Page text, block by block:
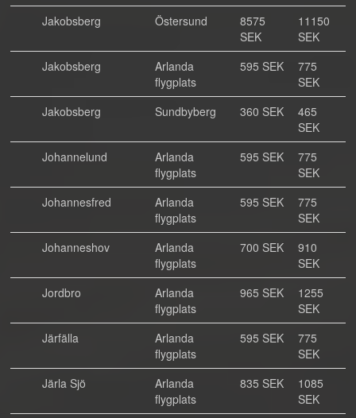
Jakobsberg
Östersund
8575
SEK
11150
SEK
Jakobsberg
Arlanda
flygplats
595 SEK
775
SEK
Jakobsberg
Sundbyberg 360 SEK
465
SEK
Johannelund
Arlanda
flygplats
595 SEK
775
SEK
Johannesfred
Arlanda
flygplats
595 SEK
775
SEK
Johanneshov
Arlanda
flygplats
700 SEK
910
SEK
Jordbro
Arlanda
flygplats
965 SEK
1255
SEK
Järfälla
Arlanda
flygplats
595 SEK
775
SEK
Järla Sjö
Arlanda
flygplats
835 SEK
1085
SEK